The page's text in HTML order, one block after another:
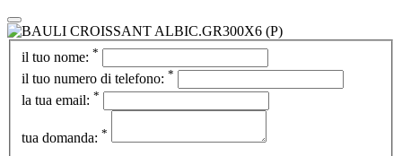
il tuo nome: *
il tuo numero di telefono: *
la tua email: *
tua domanda: *